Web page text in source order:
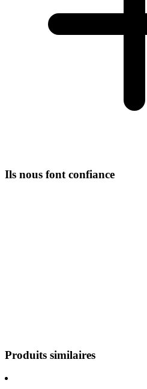
Ils nous font confiance
Produits similaires